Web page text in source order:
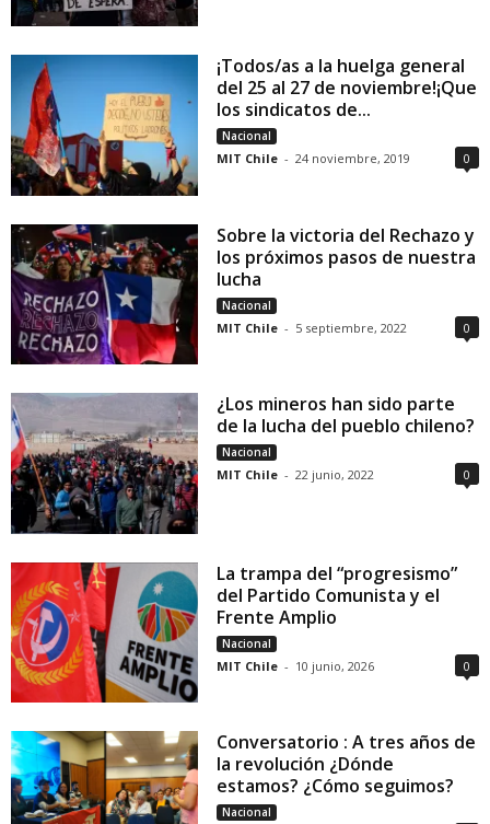
¡Todos/as a la huelga general
del 25 al 27 de noviembre!¡Que
los sindicatos de...
Nacional
MIT Chile - 24 noviembre, 2019 0
Sobre la victoria del Rechazo y
los próximos pasos de nuestra
lucha
Nacional
MIT Chile - 5 septiembre, 2022 0
¿Los mineros han sido parte
de la lucha del pueblo chileno?
Nacional
MIT Chile - 22 junio, 2022 0
La trampa del “progresismo”
del Partido Comunista y el
Frente Amplio
Nacional
MIT Chile - 10 junio, 2026 0
Conversatorio : A tres años de
la revolución ¿Dónde
estamos? ¿Cómo seguimos?
Nacional